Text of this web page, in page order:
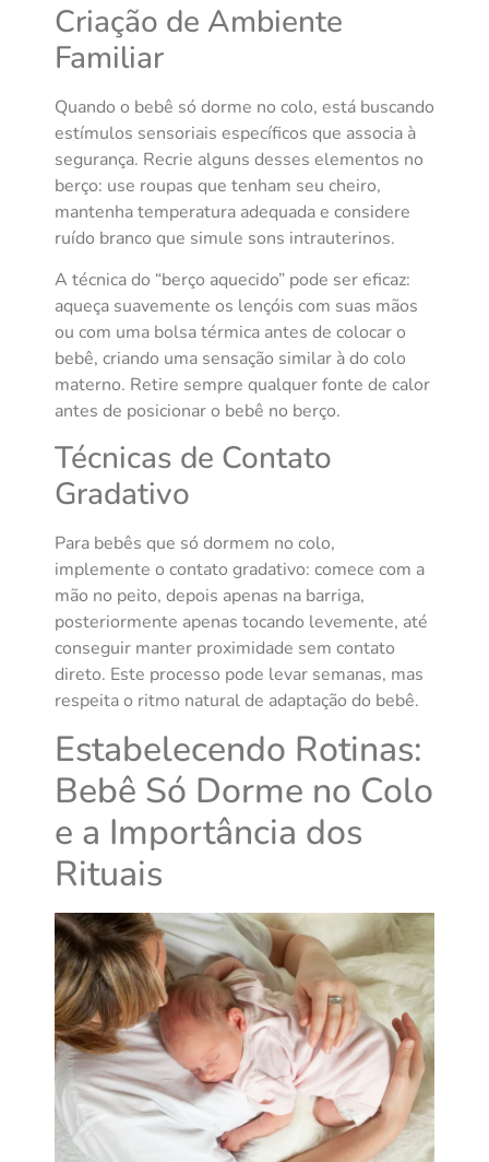
Criação de Ambiente
Familiar
Quando o bebê só dorme no colo, está buscando
estímulos sensoriais específicos que associa à
segurança. Recrie alguns desses elementos no
berço: use roupas que tenham seu cheiro,
mantenha temperatura adequada e considere
ruído branco que simule sons intrauterinos.
A técnica do “berço aquecido” pode ser eficaz:
aqueça suavemente os lençóis com suas mãos
ou com uma bolsa térmica antes de colocar o
bebê, criando uma sensação similar à do colo
materno. Retire sempre qualquer fonte de calor
antes de posicionar o bebê no berço.
Técnicas de Contato
Gradativo
Para bebês que só dormem no colo,
implemente o contato gradativo: comece com a
mão no peito, depois apenas na barriga,
posteriormente apenas tocando levemente, até
conseguir manter proximidade sem contato
direto. Este processo pode levar semanas, mas
respeita o ritmo natural de adaptação do bebê.
Estabelecendo Rotinas:
Bebê Só Dorme no Colo
e a Importância dos
Rituais